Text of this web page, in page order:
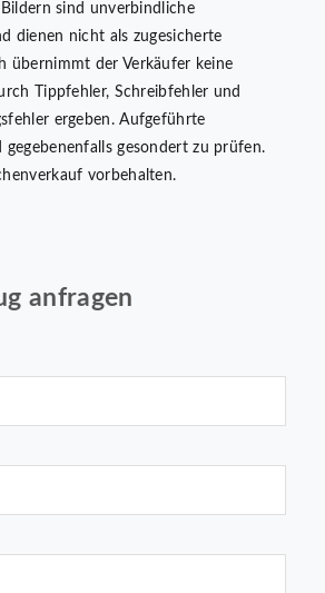
sind unverbindliche
dienen nicht als zugesicherte
übernimmt der Verkäufer keine
Tippfehler, Schreibfehler und
ergeben. Aufgeführte
gegebenenfalls gesondert zu prüfen.
vorbehalten.
anfragen